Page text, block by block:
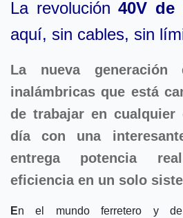
La revolución 40V de
aquí, sin cables, sin
La nueva generación
inalámbricas que está
de trabajar en
día con una
entrega potencia
eficiencia en un solo
En el mundo ferretero y